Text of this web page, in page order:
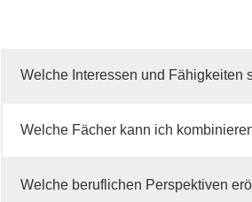
Welche Interessen und Fähigkeiten
Welche Fächer kann ich
Welche beruflichen Perspektiven